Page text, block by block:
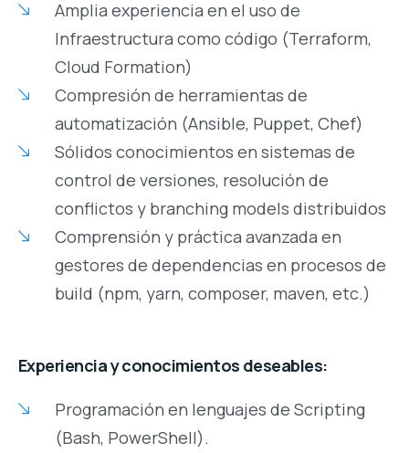
Amplia experiencia en el uso de
Infraestructura como código (Terraform,
Cloud Formation)
Compresión de herramientas de
automatización (Ansible, Puppet, Chef)
Sólidos conocimientos en sistemas de
control de versiones, resolución de
conflictos y branching models distribuidos
Comprensión y práctica avanzada en
gestores de dependencias en procesos de
build (npm, yarn, composer, maven, etc.)
Experiencia y conocimientos deseables:
Programación en lenguajes de Scripting
(Bash, PowerShell).